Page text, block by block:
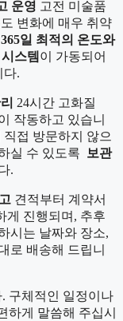
운영 고전 미술품
변화에 매우 취약
365일 최적의 온도와
스템 이 가동되어
다.
24시간 고화질
작동하고 있습니
접 방문하지 않으
실 수 있도록
보관
.
견적부터 계약서
게 진행되며, 추후
시는 날짜와 장소,
로 배송해 드립니
구체적인 일정이나
하게 말씀해 주십시